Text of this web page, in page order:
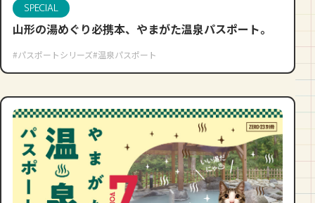
SPECIAL
山形の湯めぐり必携本、やまがた温泉パスポート。
#パスポートシリーズ#温泉パスポート